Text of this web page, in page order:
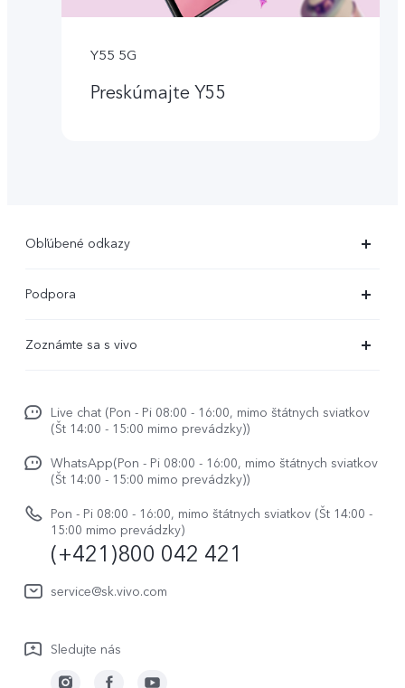
Y55 5G
Preskúmajte Y55
Obľúbené odkazy
V29
Y33s
Všetky modely
Podpora
Overenie IMEI
Aktualizácia systému
Užívateľský manuál
Zapisnik nadogradnje
Záručné podmienky
Servisná služba
Zoznámte sa s vivo
Život vo vivo
O nás
Právne upozornenie
Udržateľnosť
Centrum ochrany osobných údajov vivo
Live chat (Pon - Pi 08:00 - 16:00, mimo štátnych sviatkov
(Št 14:00 - 15:00 mimo prevádzky))
WhatsApp(Pon - Pi 08:00 - 16:00, mimo štátnych sviatkov
(Št 14:00 - 15:00 mimo prevádzky))
Pon - Pi 08:00 - 16:00, mimo štátnych sviatkov (Št 14:00 -
15:00 mimo prevádzky)
(+421)800 042 421
service@sk.vivo.com
Sledujte nás